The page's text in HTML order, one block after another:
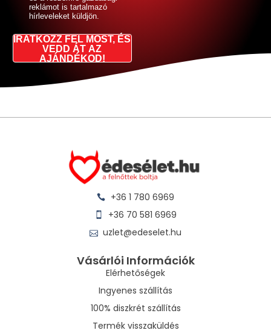
reklámot is tartalmazó
hírleveleket küldjön.
IRATKOZZ FEL MOST, ÉS
VEDD ÁT AZ
AJÁNDÉKOD!
+36 1 780 6969
+36 70 581 6969
uzlet@edeselet.hu
Vásárlói Információk
Elérhetőségek
Ingyenes szállítás
100% diszkrét szállítás
Termék visszaküldés